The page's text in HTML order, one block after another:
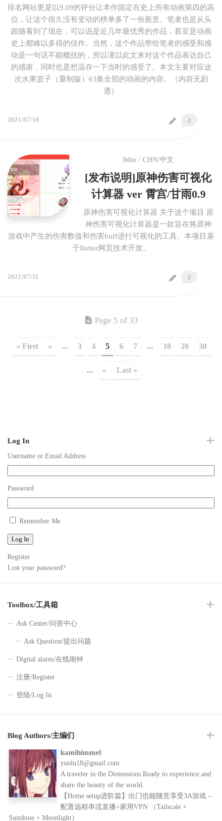
排名网站更是以9.09的评分让本作固定在史上所有动画第四的高
位，让这个很久没有变动的榜单多了一份新意。笔者也是从头
跟随看到了现在，可以说是近几年最优秀的作品，甚至是动画
史上都难以多得的佳作。当然，这个作品带给笔者的感受和感
动是一句话不能概括的，所以谨以此文来对这个作品表达自己
的感谢，同时也是想温存一下当时的感受了。本文主要对应这
次水果篮子（重制版）63集全部的动画的内容。（内容无剧
透）
2
2021/07/16
0dm / CHN/中文
[发布说明]原神伤害可视化
计算器 ver 霄宫/甘雨0.9
原神伤害可视化计算器 关于这个项目 原
神伤害可视化计算器是一款旨在将原神
游戏中产生的伤害数值和伤害buff进行可视化的工具。本项目基
于flutter网页技术开发。
2
2021/07/11
Page 5 of 33
« First « ... 3 4 5 6 7 ... 10 20 30
... » Last »
Log In
Username or Email Address
Password
Remember Me
Log In
Register
Lost your password?
Toolbox/工具箱
Ask Center/问答中心
Ask Question/提出问题
Digital alarm/在线闹钟
注册/Register
登陆/Log In
Blog Authors/主编们
kamihimmel
yunlu18@gmail.com
A traveler in the Dimensions.Ready to experience and
share the beauty of the world.
【Home setup进阶篇】出门也能随意享受3A游戏 –
配置远程串流直播+家用VPN （Tailscale +
Sunshine + Moonlight）